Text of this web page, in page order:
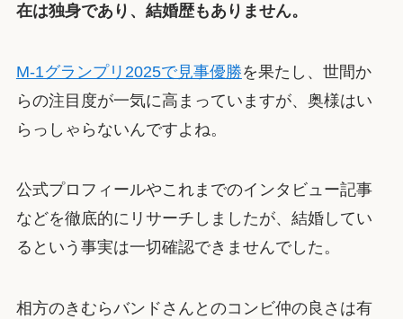
在は独身であり、結婚歴もありません。
M-1グランプリ2025で見事優勝を果たし、世間か
らの注目度が一気に高まっていますが、奥様はい
らっしゃらないんですよね。
公式プロフィールやこれまでのインタビュー記事
などを徹底的にリサーチしましたが、結婚してい
るという事実は一切確認できませんでした。
相方のきむらバンドさんとのコンビ仲の良さは有